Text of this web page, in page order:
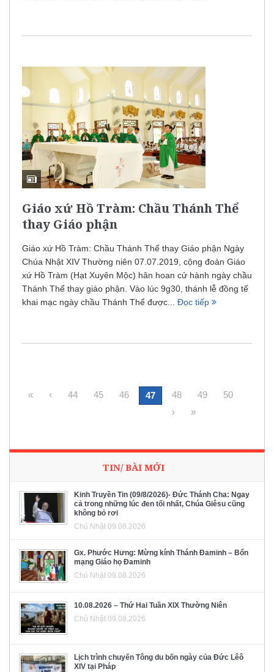
Giáo xứ Hồ Tràm: Chầu Thánh Thể
thay Giáo phận
Giáo xứ Hồ Tràm: Chầu Thánh Thể thay Giáo phận Ngày
Chúa Nhật XIV Thường niên 07.07.2019, cộng đoàn Giáo
xứ Hồ Tràm (Hạt Xuyên Mộc) hân hoan cử hành ngày chầu
Thánh Thể thay giáo phận. Vào lúc 9g30, thánh lễ đồng tế
khai mạc ngày chầu Thánh Thể được... Đọc tiếp
« ‹ 44 45 46 47 48 49
50
›
»
TIN/ BÀI MỚI
Kinh Truyền Tin (09/8/2026)- Đức Thánh Cha: Ngay
cả trong những lúc đen tối nhất, Chúa Giêsu cũng
không bỏ rơi
Chủ Nhật 09.08.2026
Gx. Phước Hưng: Mừng kính Thánh Đaminh – Bổn
mạng Giáo họ Đaminh
Chủ Nhật 09.08.2026
10.08.2026 – Thứ Hai Tuần XIX Thường Niên
Chủ Nhật 09.08.2026
Lịch trình chuyến Tông du bốn ngày của Đức Lêô
XIV tại Pháp